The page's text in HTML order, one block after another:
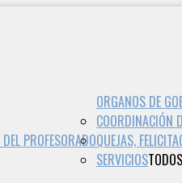
ORGANOS DE
PROFESORADO
COORDINACIÓN
QUEJAS,
SERVICIOS